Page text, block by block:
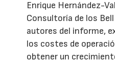
Enrique Hernández-
Consultoría de los
autores del informe,
los costes de
obtener un